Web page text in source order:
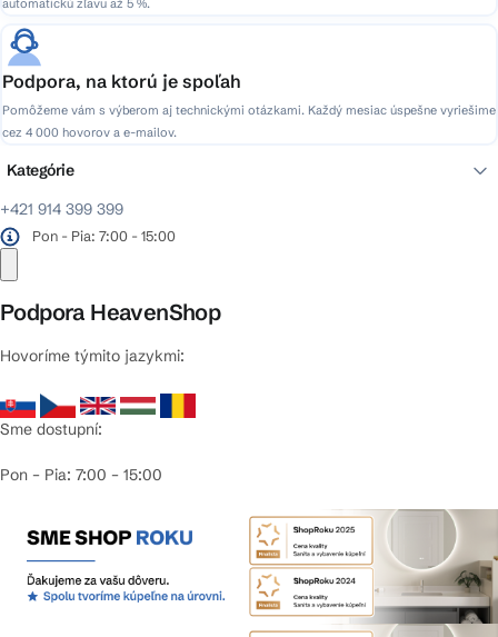
automatickú zľavu až 5 %.
Podpora, na ktorú je spoľah
Pomôžeme vám s výberom aj technickými otázkami. Každý mesiac úspešne vyriešime
cez 4 000 hovorov a e-mailov.
+421 914 399 399
Pon - Pia: 7:00 - 15:00
Podpora HeavenShop
Hovoríme týmito jazykmi:
Sme dostupní:
Pon – Pia: 7:00 – 15:00
Kategórie